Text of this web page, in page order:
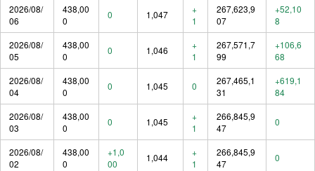
2026/08/
06
438,00
0
0 1,047
+
1
267,623,9
07
+52,10
8
2026/08/
05
438,00
0
0 1,046
+
1
267,571,7
99
+106,6
68
2026/08/
04
438,00
0
0 1,045 0
267,465,1
31
+619,1
84
2026/08/
03
438,00
0
0 1,045
+
1
266,845,9
47
0
2026/08/
02
438,00
0
+1,0
00
1,044
+
1
266,845,9
47
0